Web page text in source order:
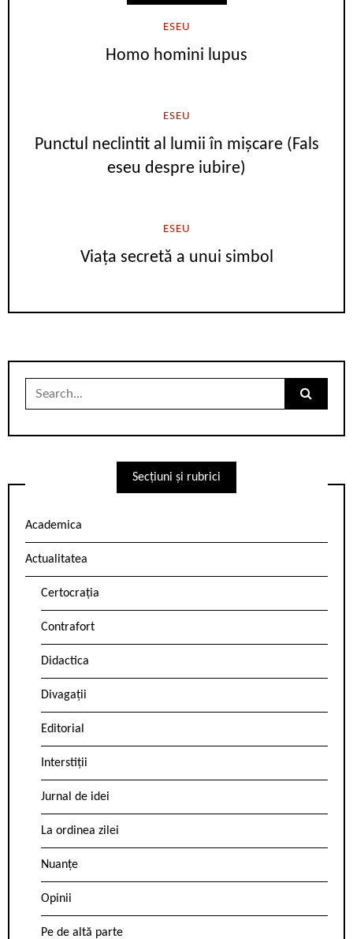
ESEU
Homo homini lupus
ESEU
Punctul neclintit al lumii în mișcare (Fals
eseu despre iubire)
ESEU
Viața secretă a unui simbol
Search
Secțiuni și rubrici
Academica
Actualitatea
Certocrația
Contrafort
Didactica
Divagații
Editorial
Interstiții
Jurnal de idei
La ordinea zilei
Nuanțe
Opinii
Pe de altă parte